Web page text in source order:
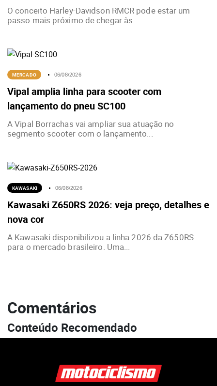
O conceito Harley-Davidson RMCR pode estar um
passo mais próximo de chegar às...
MERCADO 06/08/2026
Vipal amplia linha para scooter com
lançamento do pneu SC100
A Vipal Borrachas vai ampliar sua atuação no
segmento scooter com o lançamento...
KAWASAKI 06/08/2026
Kawasaki Z650RS 2026: veja preço, detalhes e
nova cor
A Kawasaki disponibilizou a linha 2026 da Z650RS
para o mercado brasileiro. Uma...
Comentários
Conteúdo Recomendado